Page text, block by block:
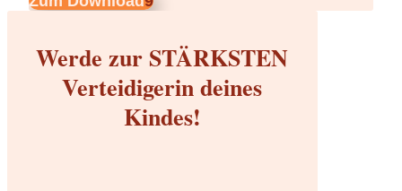
Werde zur STÄRKSTEN
Verteidigerin deines
Kindes!